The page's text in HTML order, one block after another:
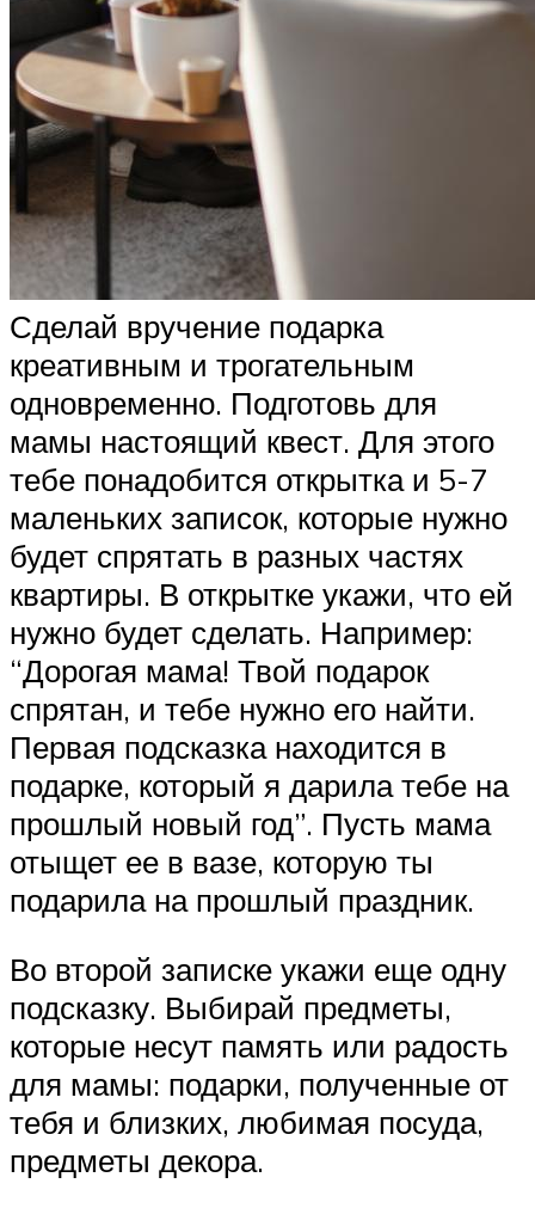
Сделай вручение подарка
креативным и трогательным
одновременно. Подготовь для
мамы настоящий квест. Для этого
тебе понадобится открытка и 5-7
маленьких записок, которые нужно
будет спрятать в разных частях
квартиры. В открытке укажи, что ей
нужно будет сделать. Например:
“Дорогая мама! Твой подарок
спрятан, и тебе нужно его найти.
Первая подсказка находится в
подарке, который я дарила тебе на
прошлый новый год”. Пусть мама
отыщет ее в вазе, которую ты
подарила на прошлый праздник.
Во второй записке укажи еще одну
подсказку. Выбирай предметы,
которые несут память или радость
для мамы: подарки, полученные от
тебя и близких, любимая посуда,
предметы декора.